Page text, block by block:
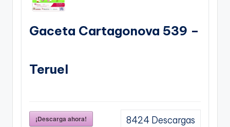
Gaceta Cartagonova 539 –
Teruel
¡Descarga ahora! 8424 Descargas